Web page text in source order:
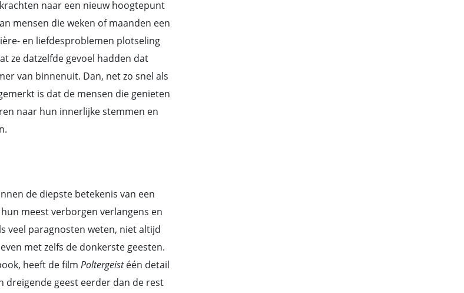
naar een nieuw hoogtepunt
mensen die weken of maanden een
en liefdesproblemen plotseling
ze datzelfde gevoel hadden dat
van binnenuit. Dan, net zo snel als
is dat de mensen die genieten
naar hun innerlijke stemmen en
de diepste betekenis van een
meest verborgen verlangens en
veel paragnosten weten, niet altijd
met zelfs de donkerste geesten.
heeft de film Poltergeistéén detail
dreigende geest eerder dan de rest